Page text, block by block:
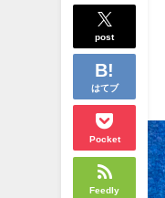
post
はてブ
Pocket
Feedly